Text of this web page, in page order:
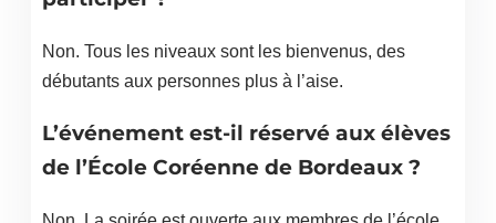
Non. Tous les niveaux sont les bienvenus, des
débutants aux personnes plus à l’aise.
L’événement est-il réservé aux élèves
de l’École Coréenne de Bordeaux ?